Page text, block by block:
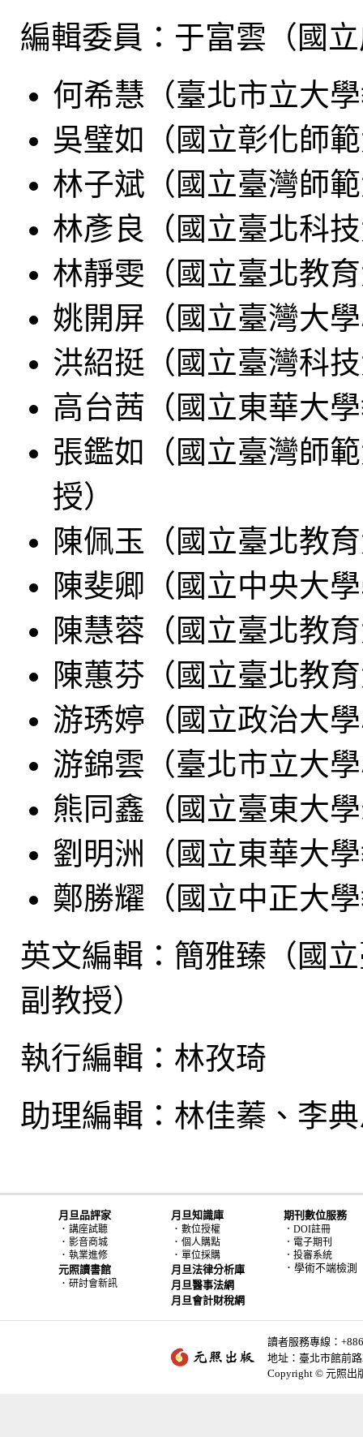
編輯委員：于富雲（國
何希慧（臺北市立大
吳璧如（國立彰化師
林子斌（國立臺灣師
林彥良（國立臺北科
林靜雯（國立臺北教
姚開屏（國立臺灣大
洪紹挺（國立臺灣科
高台茜（國立東華大
張鑑如（國立臺灣師
授）
陳佩玉（國立臺北教
陳斐卿（國立中央大
陳慧蓉（國立臺北教
陳蕙芬（國立臺北教
游琇婷（國立政治大
游錦雲（臺北市立大
熊同鑫（國立臺東大
劉明洲（國立東華大
鄭勝耀（國立中正大
英文編輯：簡雅臻（國
副教授）
執行編輯：林孜琦
助理編輯：林佳蓁、李
月旦品評家
． 講座試聽
． 影音商城
． 執業進修
元照讀書館
． 研討會新訊
月旦知識庫
． 數位授權
． 個人購點
． 單位採購
月旦法律分析庫
月旦醫事法網
月旦會計財稅網
期刊數位服務
．DOI註冊
．電子期刊
．投審系統
．學術不端檢測
讀者服務專線：
地址：臺北市館前
Copyright © 元照出